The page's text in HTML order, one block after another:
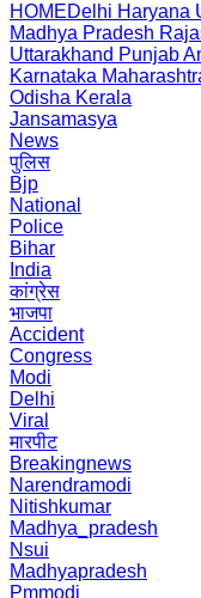
HOMEDelhi Haryana
Madhya Pradesh
Uttarakhand Punjab
Karnataka
Odisha Kerala
Jansamasya
News
पुलिस
Bjp
National
Police
Bihar
India
कांग्रेस
भाजपा
Accident
Congress
Modi
Delhi
Viral
मारपीट
Breakingnews
Narendramodi
Nitishkumar
Madhya_pradesh
Nsui
Madhyapradesh
Pmmodi